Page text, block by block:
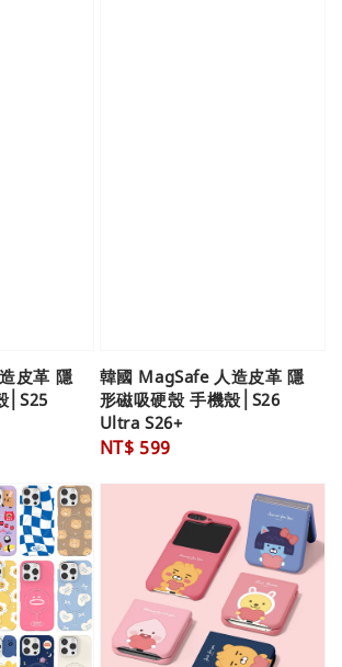
皮革 隱
│S25
韓國 MagSafe 人造皮革 隱
形磁吸硬殼 手機殼│S26
Ultra S26+
Regular
NT$ 599